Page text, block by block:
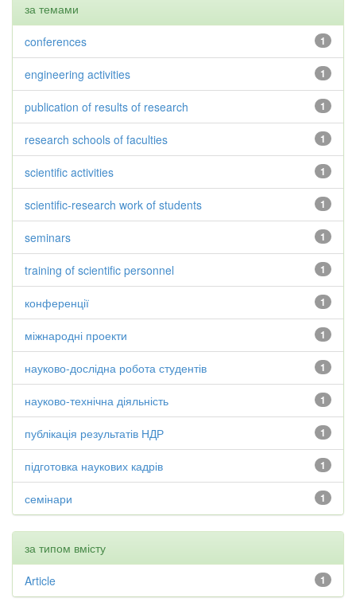
за темами
1
conferences
1
engineering activities
1
publication of results of research
1
research schools of faculties
1
scientific activities
1
scientific-research work of students
1
seminars
1
training of scientific personnel
1
конференції
1
міжнародні проекти
1
науково-дослідна робота студентів
1
науково-технічна діяльність
1
публікація результатів НДР
1
підготовка наукових кадрів
1
семінари
за типом вмісту
1
Article